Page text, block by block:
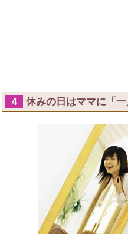
４ 休みの日はママに「